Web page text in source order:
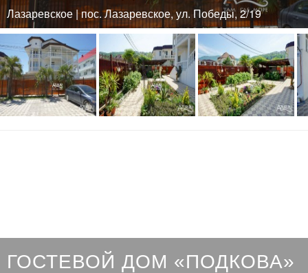
Лазаревское | пос. Лазаревское, ул. Победы, 2/19
ГОСТЕВОЙ ДОМ «ПОДКОВА»